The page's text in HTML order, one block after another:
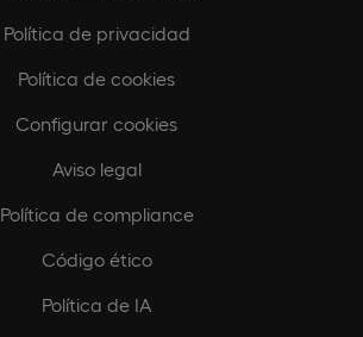
Política de privacidad
Política de cookies
Configurar cookies
Aviso legal
Política de compliance
Código ético
Política de IA